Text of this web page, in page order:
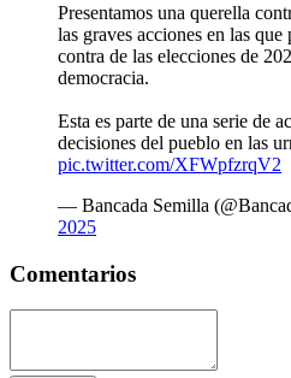
Presentamos una querella
las graves acciones en las que
contra de las elecciones de
democracia.
Esta es parte de una serie de
decisiones del pueblo en las
pic.twitter.com/XFWpfzrqV2
— Bancada Semilla
2025
Comentarios